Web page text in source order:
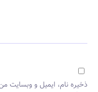
دیدگاهی می‌نویسم.